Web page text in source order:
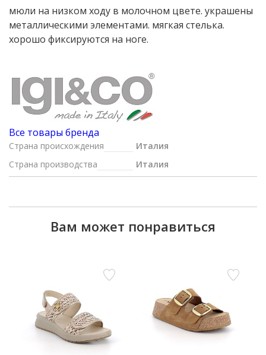
мюли на низком ходу в молочном цвете. украшены
металлическими элементами. мягкая стелька.
хорошо фиксируются на ноге.
Все товары бренда
Страна происхождения
Италия
Страна производства
Италия
Вам может понравиться